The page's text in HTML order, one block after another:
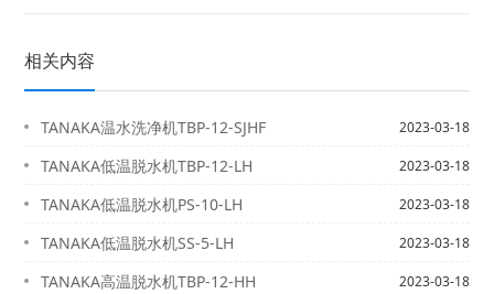
相关内容
TANAKA温水洗净机TBP-12-SJHF 2023-03-18
TANAKA低温脱水机TBP-12-LH 2023-03-18
TANAKA低温脱水机PS-10-LH 2023-03-18
TANAKA低温脱水机SS-5-LH 2023-03-18
TANAKA高温脱水机TBP-12-HH 2023-03-18